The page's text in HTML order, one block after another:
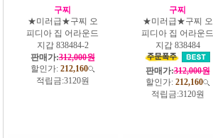
구찌
★미러급★구찌 오
피디아 집 어라운드
지갑 838484-2
판매가:312,000원
할인가: 212,160
적립금:3120원
구찌
★미러급★구찌 오
피디아 집 어라운드
지갑 838484
판매가:312,000원
할인가: 212,160
적립금:3120원